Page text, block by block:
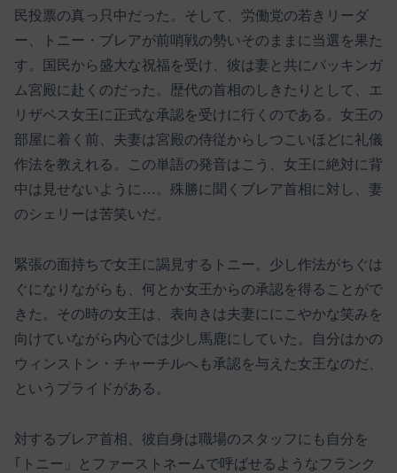
民投票の真っ只中だった。そして、労働党の若きリーダ
ー、トニー・ブレアが前哨戦の勢いそのままに当選を果た
す。国民から盛大な祝福を受け、彼は妻と共にバッキンガ
ム宮殿に赴くのだった。歴代の首相のしきたりとして、エ
リザベス女王に正式な承認を受けに行くのである。女王の
部屋に着く前、夫妻は宮殿の侍従からしつこいほどに礼儀
作法を教えれる。この単語の発音はこう、女王に絶対に背
中は見せないように…。殊勝に聞くブレア首相に対し、妻
のシェリーは苦笑いだ。
緊張の面持ちで女王に謁見するトニー。少し作法がちぐは
ぐになりながらも、何とか女王からの承認を得ることがで
きた。その時の女王は、表向きは夫妻ににこやかな笑みを
向けていながら内心では少し馬鹿にしていた。自分はかの
ウィンストン・チャーチルへも承認を与えた女王なのだ、
というプライドがある。
対するブレア首相、彼自身は職場のスタッフにも自分を
｢トニー」とファーストネームで呼ばせるようなフランク